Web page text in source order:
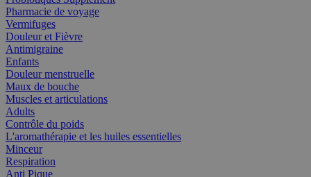
Pharmacie de voyage
Vermifuges
Douleur et Fièvre
Antimigraine
Enfants
Douleur menstruelle
Maux de bouche
Muscles et articulations
Adults
Contrôle du poids
L'aromathérapie et les huiles essentielles
Minceur
Respiration
Anti Pique